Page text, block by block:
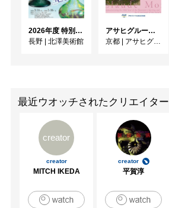
2026年度 特別展「ガレとドーム、アール･ヌーヴォーのガラス 水辺のやすらぎ、海の神秘」
長野 | 北澤美術館
アサヒグループ大山崎山荘美術館 開館30周年記念展「没後100年 クロード・モネ」
京都 | アサヒグループ大山崎山荘美術館
最近ウオッチされたクリエイター
creator
creator
MITCH IKEDA
creator
平賀淳